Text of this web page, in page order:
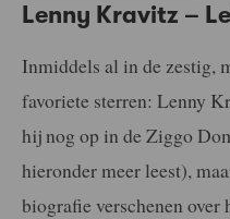
Lenny Kravitz –
Inmiddels al in de zestig,
favoriete sterren: Lenny
hij nog op in de Ziggo
hieronder meer leest),
biografie verschenen over